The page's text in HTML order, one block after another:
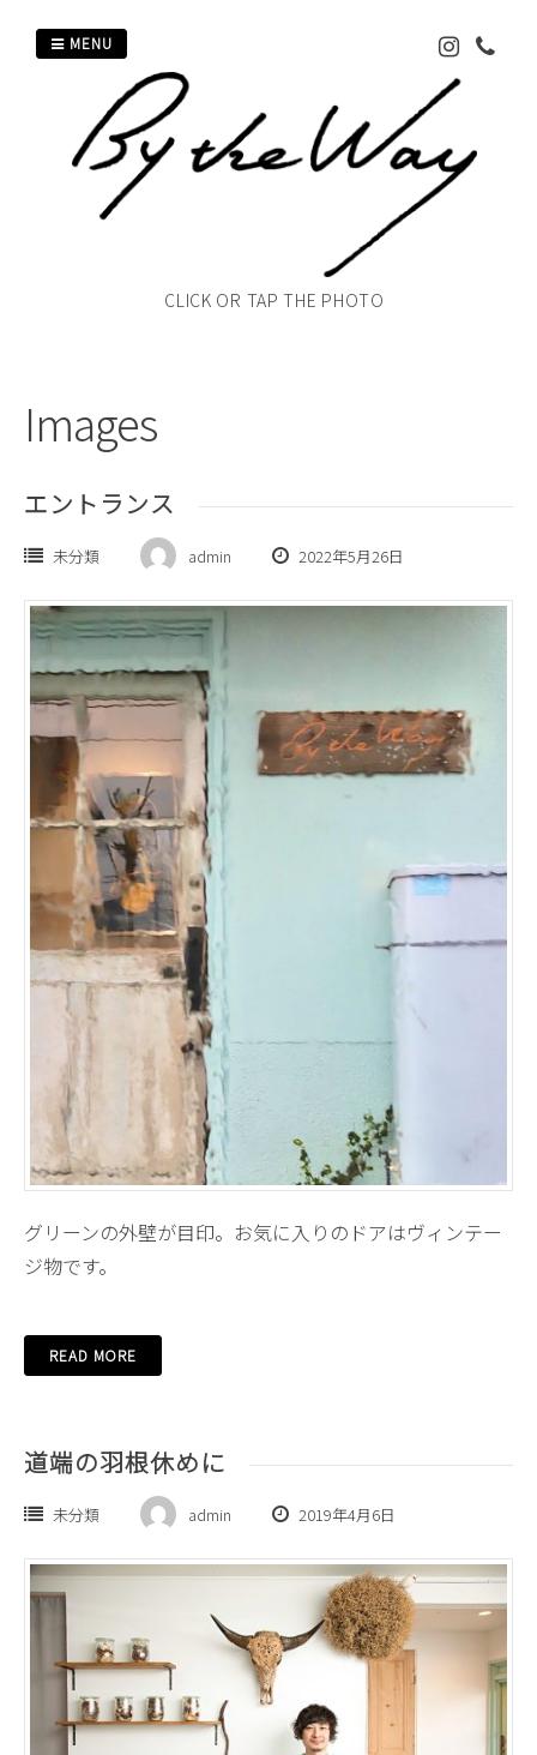
CLICK OR TAP THE PHOTO
MENU
Images
エントランス
未分類 admin 2022年5月26日
グリーンの外壁が目印。お気に入りのドアはヴィンテー
ジ物です。
READ MORE
道端の羽根休めに
未分類 admin 2019年4月6日